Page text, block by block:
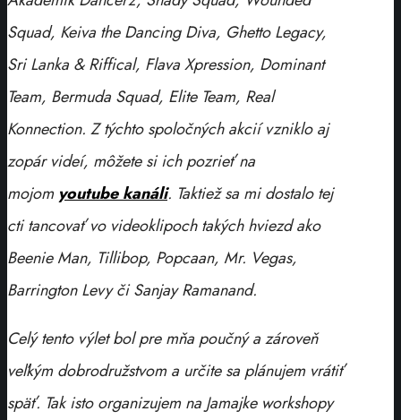
Squad, Keiva the Dancing Diva, Ghetto Legacy,
Sri Lanka & Riffical, Flava Xpression, Dominant
Team, Bermuda Squad, Elite Team, Real
Konnection. Z týchto spoločných akcií vzniklo aj
zopár videí, môžete si ich pozrieť na
mojom youtube kanáli. Taktiež sa mi dostalo tej
cti tancovať vo videoklipoch takých hviezd ako
Beenie Man, Tillibop, Popcaan, Mr. Vegas,
Barrington Levy či Sanjay Ramanand.
Celý tento výlet bol pre mňa poučný a zároveň
veľkým dobrodružstvom a určite sa plánujem vrátiť
späť. Tak isto organizujem na Jamajke workshopy